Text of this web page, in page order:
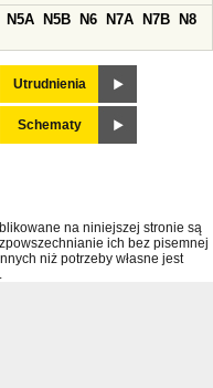
N5A N5B N6 N7A N7B
N8
Utrudnienia
Schematy
na niniejszej stronie są
ich bez pisemnej
niż potrzeby własne jest